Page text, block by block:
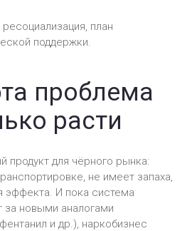
план
поддержки.
проблема
расти
продукт для чёрного рынка:
не имеет запаха,
эффекта. И пока система
за новыми аналогами
и др.), наркобизнес